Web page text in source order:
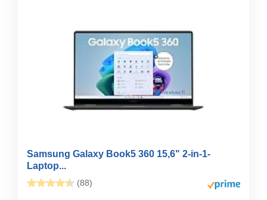
Samsung Galaxy Book5 360 15,6" 2-in-1-
Laptop...
(88)